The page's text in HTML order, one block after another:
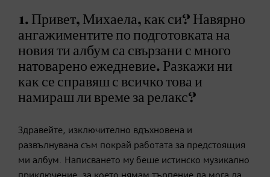
1. Привет, Михаела, как си? Навярно
ангажиментите по подготовката на
новия ти албум са свързани с много
натоварено ежедневие. Разкажи ни
как се справяш с всичко това и
намираш ли време за релакс?
Здравейте, изключително вдъхновена и
развълнувана съм покрай работата за предстоящия
ми албум. Написването му беше истинско музикално